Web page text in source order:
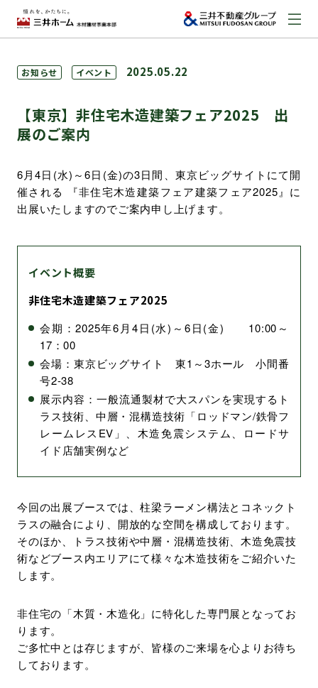
お問い合わせ
事業内容
環境・社会への取り組み
トピックス一覧
イベントレポート一覧
お知らせ イベント 2025.05.22
【東京】非住宅木造建築フェア2025 出
展のご案内
6月4日(水)～6日(金)の3日間、東京ビッグサイトにて開
催される 『非住宅木造建築フェア建築フェア2025』に
出展いたしますのでご案内申し上げます。
イベント概要
非住宅木造建築フェア2025
会期：2025年6月4日(水)～6日(金) 10:00～
17：00
会場：東京ビッグサイト 東1～3ホール 小間番
号2‐38
展示内容：一般流通製材で大スパンを実現するト
ラス技術、中層・混構造技術「ロッドマン/鉄骨フ
レームレスEV」、木造免震システム、ロードサ
イド店舗実例など
今回の出展ブースでは、柱梁ラーメン構法とコネックト
ラスの融合により、開放的な空間を構成しております。
そのほか、トラス技術や中層・混構造技術、木造免震技
術などブース内エリアにて様々な木造技術をご紹介いた
します。
非住宅の「木質・木造化」に特化した専門展となってお
ります。
ご多忙中とは存じますが、皆様のご来場を心よりお待ち
しております。